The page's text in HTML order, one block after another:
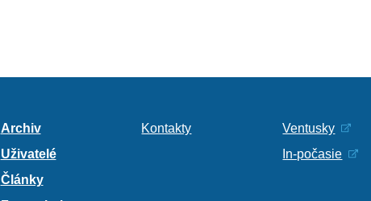
Archiv
Uživatelé
Články
Kontakty
Ventusky
In-počasie